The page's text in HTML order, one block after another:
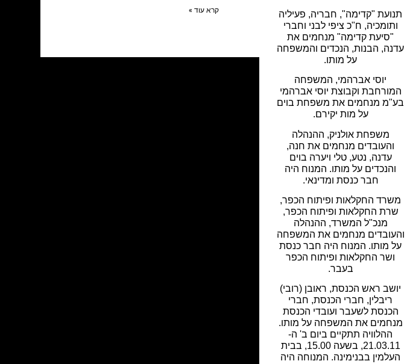
תנועת "קדימה", חבריה, פעיליה
ותומכיה, ח"כ ציפי לבני וחברי
"סיעת קדימה" מנחמים את
עדנה, הבנות, הנכדים והמשפחה
על מותו.
יוסי אברהמי, המשפחה
המורחבת וקבוצת יוסי אברהמי
בע"מ מנחמים את משפחת בוים
על מות יקירם.
משפחת אולניק, ההנהלה
והעובדים מנחמים את חנה,
עדנה, נטע, טלי ויערה בוים
והנכדים על מותו. המנוח היה
חבר כנסת ומדינאי.
משרד החקלאות ופיתוח הכפר,
שרת החקלאות ופיתוח הכפר,
מנכ"ל המשרד, ההנהלה
והעובדים מנחמים את המשפחה
על מותו. המנוח היה חבר כנסת
ושר החקלאות ופיתוח הכפר
בעבר.
יושב ראש הכנסת, ראובן (רובי)
ריבלין, חברי הכנסת, חברי
הכנסת לשעבר ועובדי הכנסת
מנחמים את המשפחה על מותו.
ההלוויה תתקיים ביום ב' ה-
21.03.11, בשעה 15.00, בבית
העלמין בבנימינה. המנוחה היה
קרא עוד »